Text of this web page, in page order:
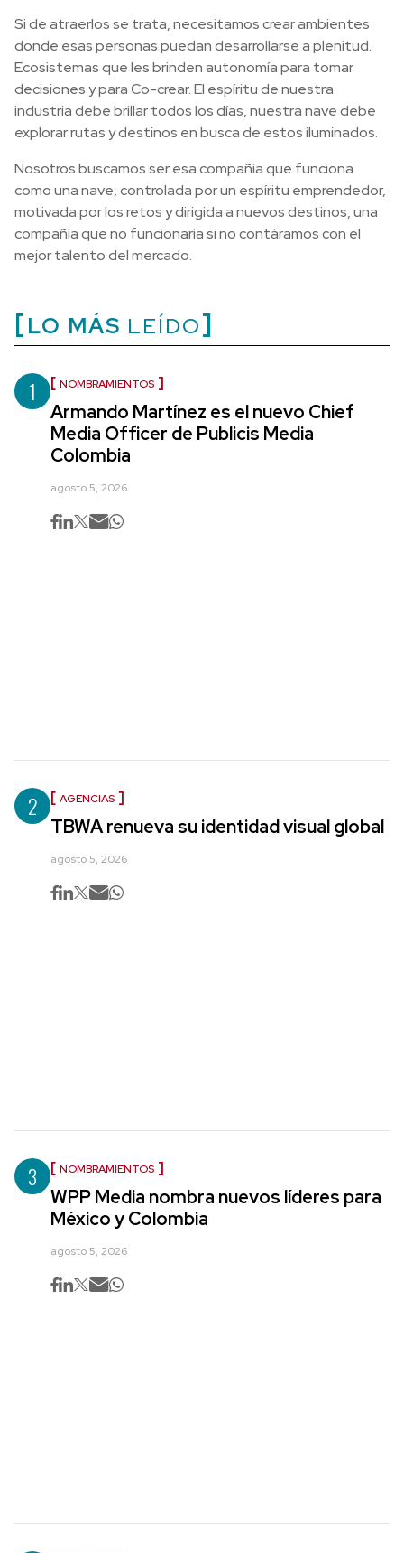
Si de atraerlos se trata, necesitamos crear ambientes
donde esas personas puedan desarrollarse a plenitud.
Ecosistemas que les brinden autonomía para tomar
decisiones y para Co-crear. El espíritu de nuestra
industria debe brillar todos los días, nuestra nave debe
explorar rutas y destinos en busca de estos iluminados.
Nosotros buscamos ser esa compañía que funciona
como una nave, controlada por un espíritu emprendedor,
motivada por los retos y dirigida a nuevos destinos, una
compañía que no funcionaría si no contáramos con el
mejor talento del mercado.
LO MÁS LEÍDO
1 NOMBRAMIENTOS
Armando Martínez es el nuevo Chief
Media Officer de Publicis Media
Colombia
agosto 5, 2026
2 AGENCIAS
TBWA renueva su identidad visual global
agosto 5, 2026
3 NOMBRAMIENTOS
WPP Media nombra nuevos líderes para
México y Colombia
agosto 5, 2026